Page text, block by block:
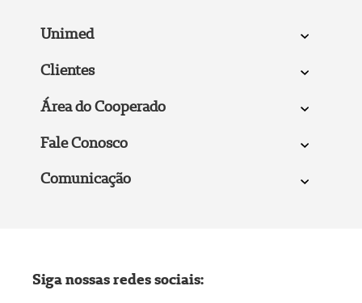
Unimed
Clientes
Área do Cooperado
Fale Conosco
Comunicação
Siga nossas redes sociais: